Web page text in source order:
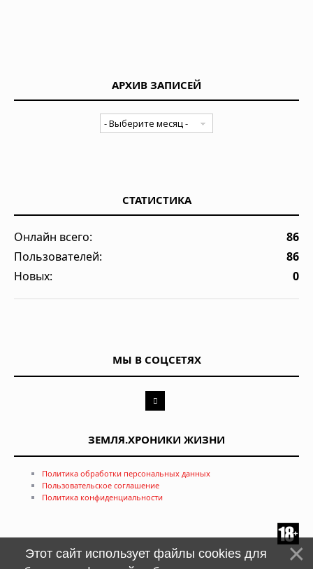
АРХИВ ЗАПИСЕЙ
СТАТИСТИКА
Онлайн всего:
86
Пользователей:
86
Новых:
0
МЫ В СОЦСЕТЯХ
ЗЕМЛЯ.ХРОНИКИ ЖИЗНИ
Политика обработки персональных данных
Пользовательское соглашение
Политика конфиденциальности
Этот сайт использует файлы cookies для